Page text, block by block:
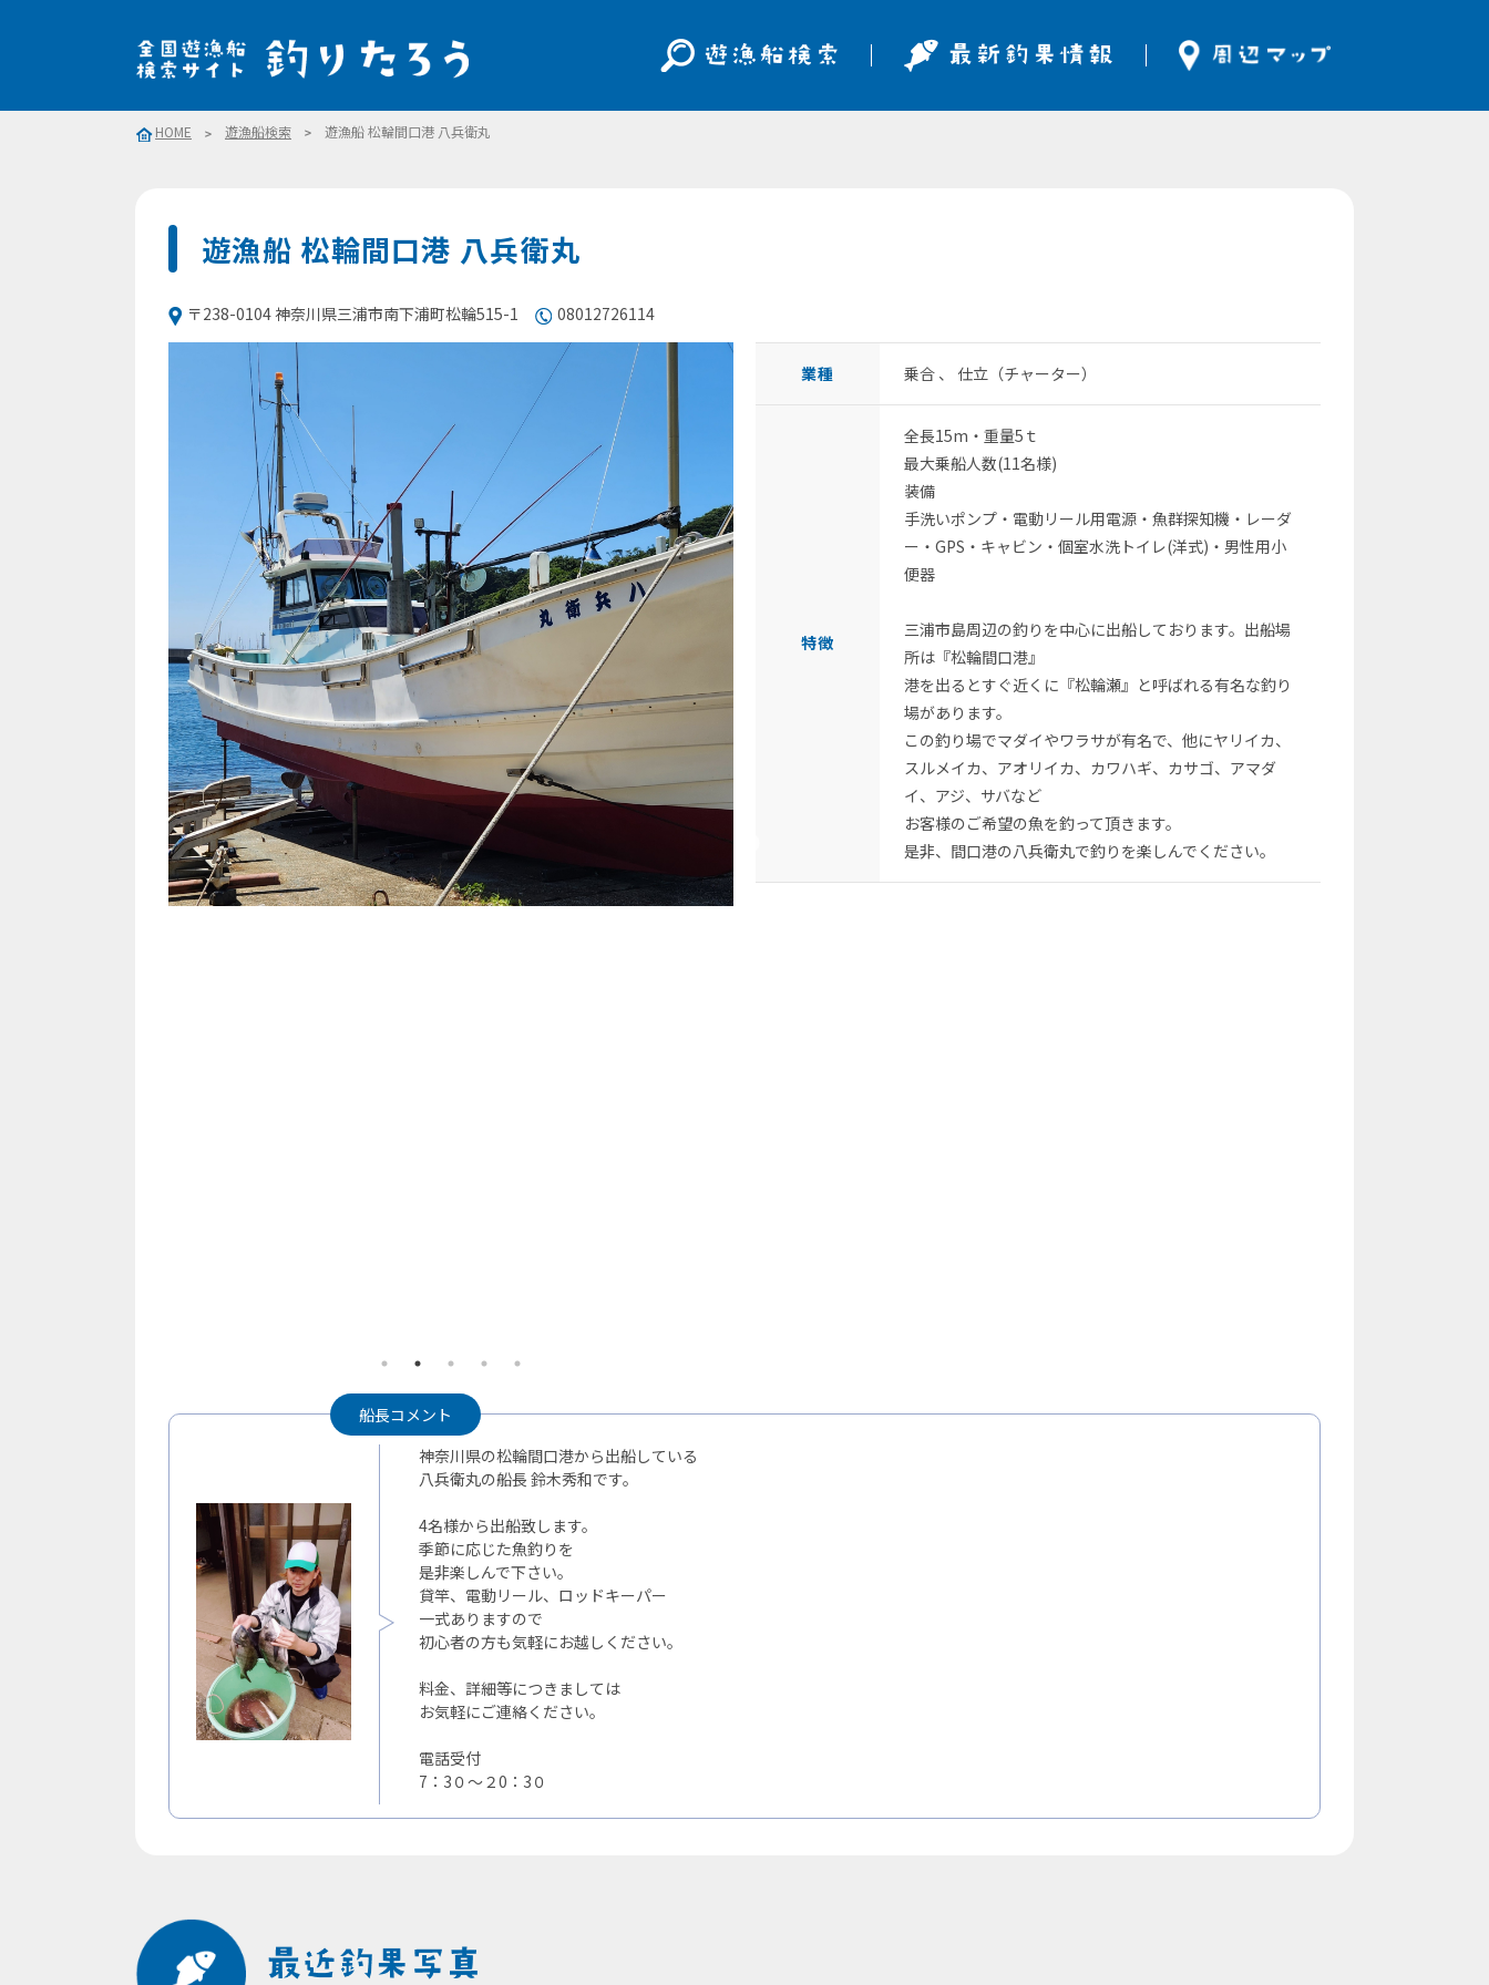
HOME 遊漁船検索 遊漁船 松輪間口港 八兵衛丸
遊漁船 松輪間口港 八兵衛丸
〒238-0104 神奈川県三浦市南下浦町松輪515-1 08012726114
業種 乗合 、 仕立（チャーター）
特徴
全長15m・重量5ｔ
最大乗船人数(11名様)
装備
手洗いポンプ・電動リール用電源・魚群探知機・レーダ
ー・GPS・キャビン・個室水洗トイレ(洋式)・男性用小
便器
三浦市島周辺の釣りを中心に出船しております。出船場
所は『松輪間口港』
港を出るとすぐ近くに『松輪瀬』と呼ばれる有名な釣り
場があります。
この釣り場でマダイやワラサが有名で、他にヤリイカ、
スルメイカ、アオリイカ、カワハギ、カサゴ、アマダ
イ、アジ、サバなど
お客様のご希望の魚を釣って頂きます。
是非、間口港の八兵衛丸で釣りを楽しんでください。
船長コメント
神奈川県の松輪間口港から出船している
八兵衛丸の船長 鈴木秀和です。
4名様から出船致します。
季節に応じた魚釣りを
是非楽しんで下さい。
貸竿、電動リール、ロッドキーパー
一式ありますので
初心者の方も気軽にお越しください。
料金、詳細等につきましては
お気軽にご連絡ください。
電話受付
7：3０～２0：3０